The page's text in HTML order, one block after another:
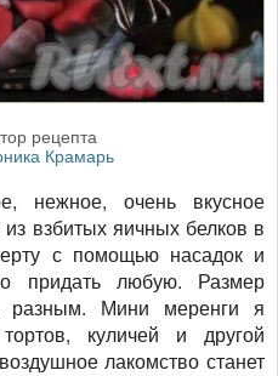
рецепта
Крамарь
нежное, очень вкусное
взбитых яичных белков в
с помощью насадок и
придать любую. Размер
разным. Мини меренги я
куличей и другой
лакомство станет